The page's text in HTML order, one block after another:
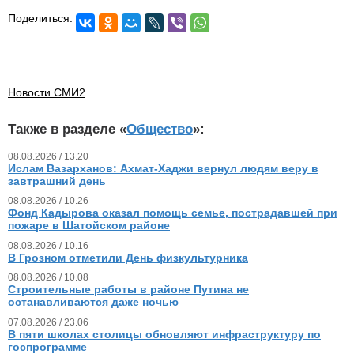
Поделиться:
Новости СМИ2
Также в разделе «Общество»:
08.08.2026 / 13.20
Ислам Вазарханов: Ахмат-Хаджи вернул людям веру в
завтрашний день
08.08.2026 / 10.26
Фонд Кадырова оказал помощь семье, пострадавшей при
пожаре в Шатойском районе
08.08.2026 / 10.16
В Грозном отметили День физкультурника
08.08.2026 / 10.08
Строительные работы в районе Путина не
останавливаются даже ночью
07.08.2026 / 23.06
В пяти школах столицы обновляют инфраструктуру по
госпрограмме